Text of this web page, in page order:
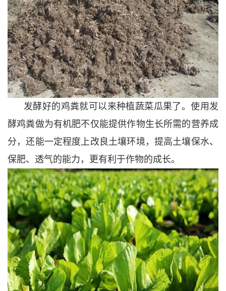
发酵好的鸡粪就可以来种植蔬菜瓜果了。使用发
酵鸡粪做为有机肥不仅能提供作物生长所需的营养成
分，还能一定程度上改良土壤环境，提高土壤保水、
保肥、透气的能力，更有利于作物的成长。